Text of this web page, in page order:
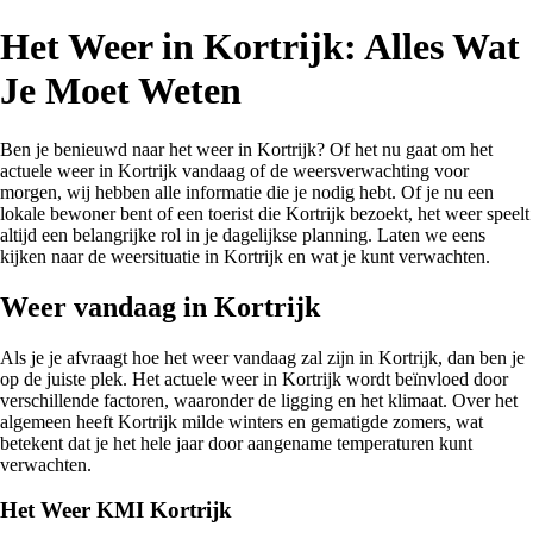
Het Weer in Kortrijk: Alles Wat
Je Moet Weten
Ben je benieuwd naar het weer in Kortrijk? Of het nu gaat om het
actuele weer in Kortrijk vandaag of de weersverwachting voor
morgen, wij hebben alle informatie die je nodig hebt. Of je nu een
lokale bewoner bent of een toerist die Kortrijk bezoekt, het weer speelt
altijd een belangrijke rol in je dagelijkse planning. Laten we eens
kijken naar de weersituatie in Kortrijk en wat je kunt verwachten.
Weer vandaag in Kortrijk
Als je je afvraagt hoe het weer vandaag zal zijn in Kortrijk, dan ben je
op de juiste plek. Het actuele weer in Kortrijk wordt beïnvloed door
verschillende factoren, waaronder de ligging en het klimaat. Over het
algemeen heeft Kortrijk milde winters en gematigde zomers, wat
betekent dat je het hele jaar door aangename temperaturen kunt
verwachten.
Het Weer KMI Kortrijk